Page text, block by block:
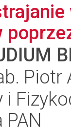
Piotr
i